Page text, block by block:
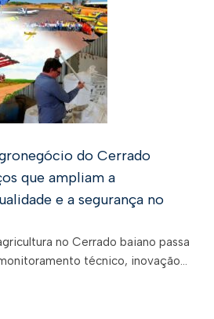
do Cerrado
que ampliam a
e a segurança no
no Cerrado baiano passa
técnico, inovação...